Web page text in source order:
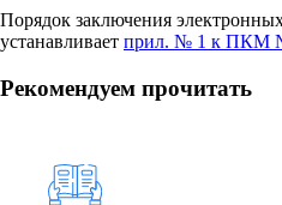
Порядок заключения
устанавливает прил. № 1 к ПКМ №
Рекомендуем прочитать